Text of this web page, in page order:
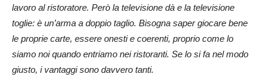
lavoro al ristoratore. Però la televisione dà e la televisione
toglie: è un’arma a doppio taglio. Bisogna saper giocare bene
le proprie carte, essere onesti e coerenti, proprio come lo
siamo noi quando entriamo nei ristoranti. Se lo si fa nel modo
giusto, i vantaggi sono davvero tanti.